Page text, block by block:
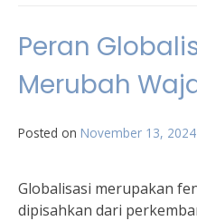
Peran
Merubah
Posted on November 13, 2024
Globalisasi merupakan
dipisahkan dari